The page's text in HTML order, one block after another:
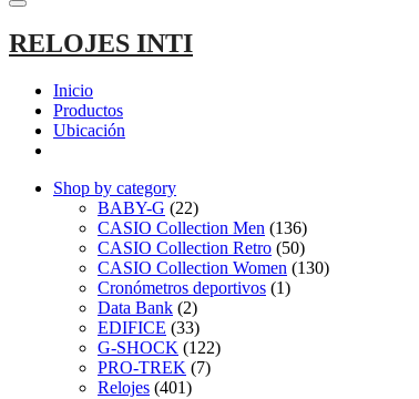
Toggle
RELOJES INTI
Inicio
Productos
Ubicación
Shop by category
BABY-G (22)
CASIO Collection Men (136)
CASIO Collection Retro (50)
CASIO Collection Women (130)
Cronómetros deportivos (1)
Data Bank (2)
EDIFICE (33)
G-SHOCK (122)
PRO-TREK (7)
Relojes (401)